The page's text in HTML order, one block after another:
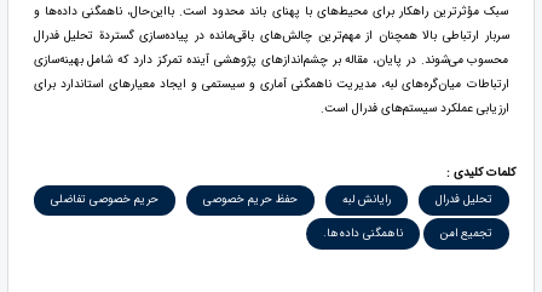
سبک مؤثرترین راهکار برای محیط‌های با پهنای باند محدود است. بااین‌حال، ناهمگنی داده‌ها و
سربار ارتباطی بالا همچنان از مهم‌ترین چالش‌های باقی‌مانده در پیاده‌سازی گستردة تحلیل فدرال
محسوب می‌شوند. در پایان، مقاله بر چشم‌اندازهای پژوهشی آینده تمرکز دارد که شامل بهینه‌سازی
ارتباطات میان‌گره‌های لبه، مدیریت ناهمگنی آماری و سیستمی و ایجاد معیارهای استاندارد برای
ارزیابی عملکرد سیستم‌های فدرال است.
کلمات کلیدی :
تحلیل فدرال
رایانش لبه حفظ حریم خصوصی
حریم خصوصی تفاضلی
تجمیع امن
ناهمگنی داده‌ها.